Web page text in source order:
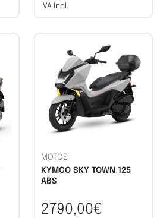
IVA Incl.
MOTOS
KYMCO SKY TOWN 125
ABS
2790,00€